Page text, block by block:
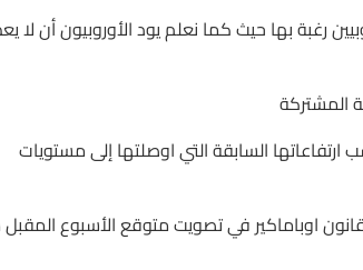
رغبة بها حيث كما نعلم يود الأوروبيون أن لا
السابقة التي اوصلتها إلى مستويات
اوباماكير في تصويت متوقع الأسبوع